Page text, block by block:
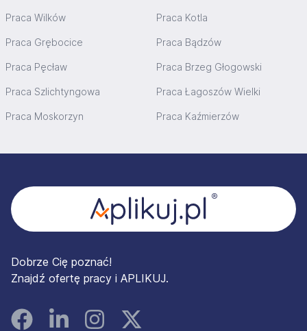
Praca Wilków Praca Kotla
Praca Grębocice Praca Bądzów
Praca Pęcław Praca Brzeg Głogowski
Praca Szlichtyngowa Praca Łagoszów Wielki
Praca Moskorzyn Praca Kaźmierzów
Dobrze Cię poznać!
Znajdź ofertę pracy i APLIKUJ.
FacebookLinked InInstagramInstagram